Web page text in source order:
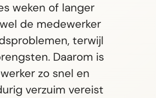
weken of langer
de medewerker
terwijl
Daarom is
zo snel en
verzuim vereist